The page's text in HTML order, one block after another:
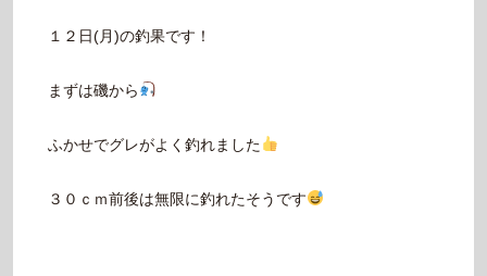
１２日(月)の釣果です！
まずは磯から
ふかせでグレがよく釣れました
３０ｃｍ前後は無限に釣れたそうです